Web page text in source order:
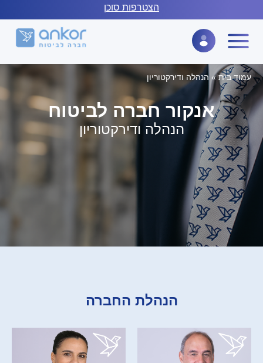
הצטרפות סוכן
עמוד בית» הנהלה ודירקטוריון
אנקור חברה לביטוח
הנהלה ודירקטוריון
הנהלת החברה